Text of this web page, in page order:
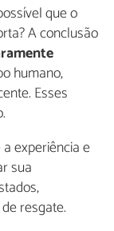
que o
A conclusão
humano,
Esses
experiência e
sua
resgate.